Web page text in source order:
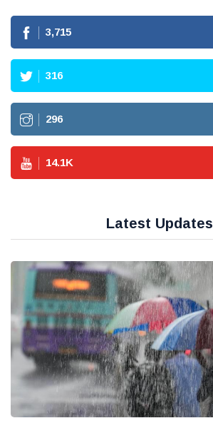
3,715
316
296
14.1K
Latest Updates